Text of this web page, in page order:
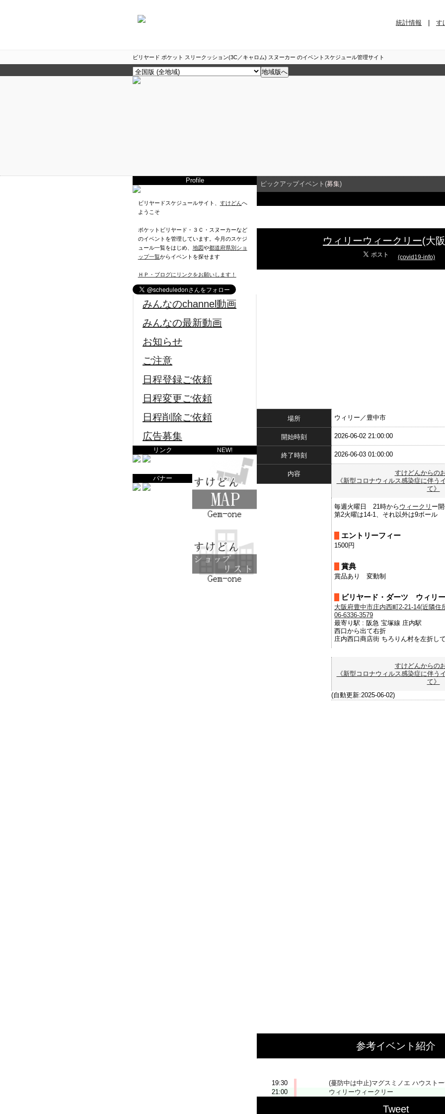
統計情報 | す
ビリヤード ポケット スリークッション(3C／キャロム) スヌーカー のイベントスケジュール管理サイト
Profile
ビリヤードスケジュールサイト、 すけどんへ
ようこそ
ポケットビリヤード・３Ｃ・スヌーカーなど
のイベントを管理しています。今月のスケジ
ュール一覧をはじめ、 地図や都道府県別ショ
ップ一覧からイベントを探せます
ＨＰ・ブログにリンクをお願いします！
みんなのchannel動画
みんなの最新動画
お知らせ
ご注意
日程登録ご依頼
日程変更ご依頼
日程削除ご依頼
広告募集
リンク
バナー
NEW!
ピックアップイベント(募集)
ウィリーウィークリー(大
(covid19-info)
場所 ウィリー／豊中市
開始時刻 2026-06-02 21:00:00
終了時刻 2026-06-03 01:00:00
内容
すけどんからの
《新型コロナウィルス感染症に伴う
て》
毎週火曜日 21時から ウィークリ ー
第2火曜は14-1、それ以外は9ボール
エントリーフィー
1500円
賞典
賞品あり 変動制
ビリヤード・ダーツ ウィリー
大阪府豊中市庄内西町2-21-14(近隣住
06-6336-3579
最寄り駅 : 阪急 宝塚線 庄内駅
西口から出て右折
庄内西口商店街 ちろりん村を左折し
すけどんからの
《新型コロナウィルス感染症に伴う
て》
(自動更新:2025-06-02)
参考イベント紹介
19:30
(蔓防中は中止)マグスミノエ ハウスト
21:00
ウィリーウィークリー
Tweet